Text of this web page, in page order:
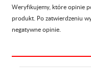
Weryfikujemy, które opinie
produkt. Po zatwierdzeniu
negatywne opinie.